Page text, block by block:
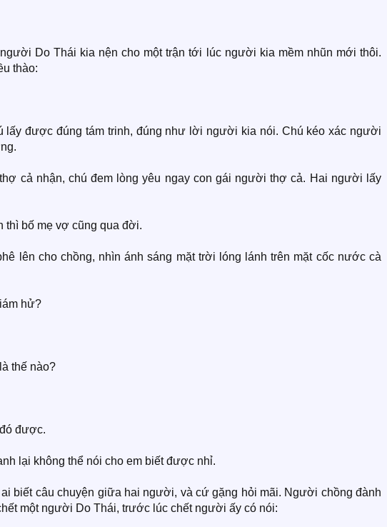
Do Thái kia nện cho một trận tới lúc người kia mềm nhũn mới thôi.
thào:
lấy được đúng tám trinh, đúng như lời người kia nói. Chú kéo xác người
cả nhận, chú đem lòng yêu ngay con gái người thợ cả. Hai người lấy
bố mẹ vợ cũng qua đời.
lên cho chồng, nhìn ánh sáng mặt trời lóng lánh trên mặt cốc nước cà
hử?
thế nào?
được.
lại không thể nói cho em biết được nhỉ.
biết câu chuyện giữa hai người, và cứ gặng hỏi mãi. Người chồng đành
một người Do Thái, trước lúc chết người ấy có nói: